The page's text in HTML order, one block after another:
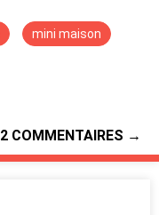
mini maison
2 COMMENTAIRES →